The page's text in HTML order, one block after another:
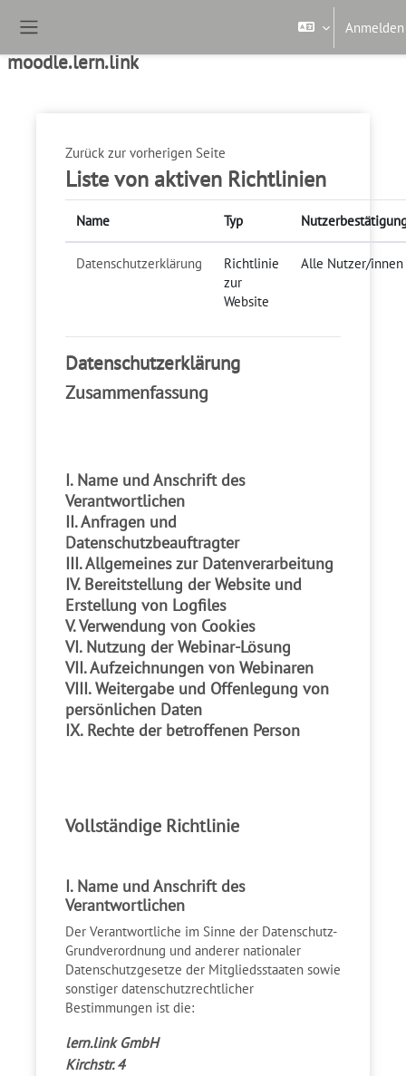
Anmelden
moodle.lern.link
Zurück zur vorherigen Seite
Liste von aktiven Richtlinien
Name Typ
Datenschutzerklärung
Richtlinie
zur
Website
Alle Nutzer/innen
Datenschutzerklärung
Zusammenfassung
I. Name und Anschrift des
Verantwortlichen
II. Anfragen und
Datenschutzbeauftragter
III. Allgemeines zur Datenverarbeitung
IV. Bereitstellung der Website und
Erstellung von Logfiles
V. Verwendung von Cookies
VI. Nutzung der Webinar-Lösung
VII. Aufzeichnungen von Webinaren
VIII. Weitergabe und Offenlegung von
persönlichen Daten
IX. Rechte der betroffenen Person
Vollständige Richtlinie
I. Name und Anschrift des
Verantwortlichen
Der Verantwortliche im Sinne der Datenschutz-
Grundverordnung und anderer nationaler
Datenschutzgesetze der Mitgliedsstaaten sowie
sonstiger datenschutzrechtlicher
Bestimmungen ist die:
lern.link GmbH
Kirchstr. 4